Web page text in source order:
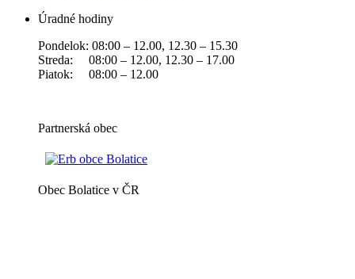
Úradné hodiny
Pondelok: 08:00 – 12.00, 12.30 – 15.30
Streda: 08:00 – 12.00, 12.30 – 17.00
Piatok: 08:00 – 12.00
Partnerská obec
Obec Bolatice v ČR